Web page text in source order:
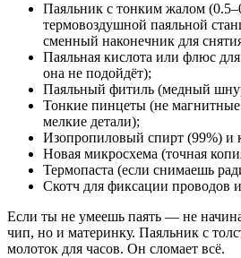
Паяльник с тонким жалом
термовоздушной паяльной
сменный наконечник для
Паяльная кислота или флюс
она не подойдёт);
Паяльный фитиль (медный
Тонкие пинцеты (не
мелкие детали);
Изопропиловый спирт (99%) и
Новая микросхема (точная
Термопаста (если снимаешь
Скотч для фиксации проводов
Если ты не умеешь паять — не
чип, но и материнку. Паяльник с
молоток для часов. Он сломает всё.